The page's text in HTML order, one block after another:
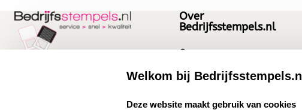
Over
Bedrijfsstempels.nl
Over ons
Bedrijfsgegevens
Welkom bij Bedrijfsstempels.nl
Deze website maakt gebruik van cookies